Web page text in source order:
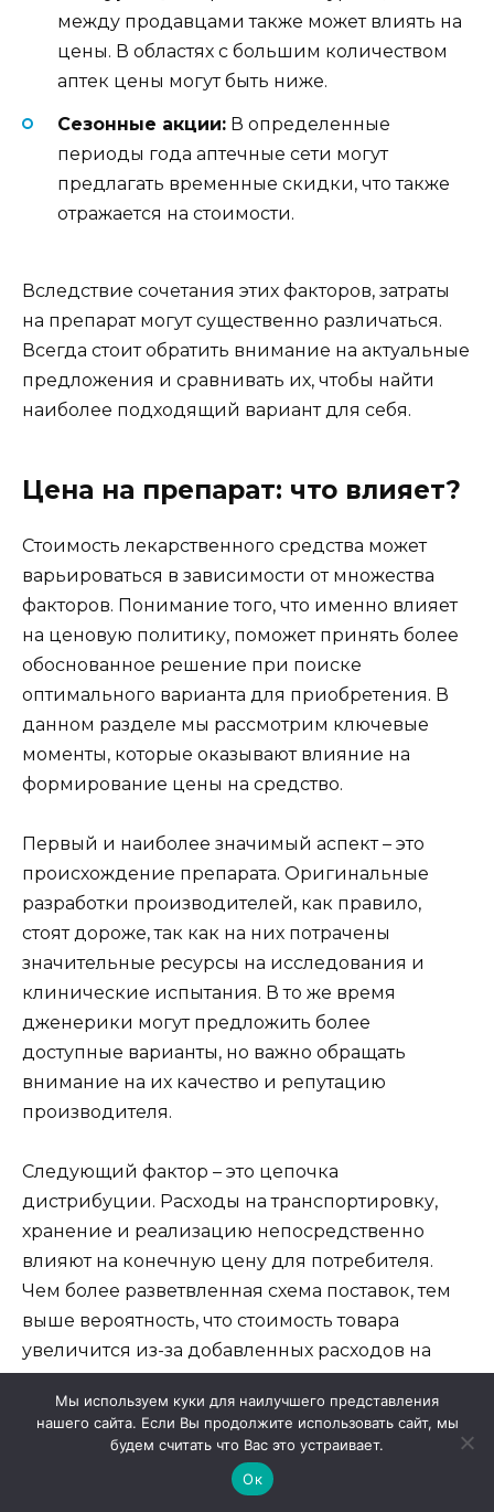
между продавцами также может влиять на
цены. В областях с большим количеством
аптек цены могут быть ниже.
Сезонные акции: В определенные
периоды года аптечные сети могут
предлагать временные скидки, что также
отражается на стоимости.
Вследствие сочетания этих факторов, затраты
на препарат могут существенно различаться.
Всегда стоит обратить внимание на актуальные
предложения и сравнивать их, чтобы найти
наиболее подходящий вариант для себя.
Цена на препарат: что влияет?
Стоимость лекарственного средства может
варьироваться в зависимости от множества
факторов. Понимание того, что именно влияет
на ценовую политику, поможет принять более
обоснованное решение при поиске
оптимального варианта для приобретения. В
данном разделе мы рассмотрим ключевые
моменты, которые оказывают влияние на
формирование цены на средство.
Первый и наиболее значимый аспект – это
происхождение препарата. Оригинальные
разработки производителей, как правило,
стоят дороже, так как на них потрачены
значительные ресурсы на исследования и
клинические испытания. В то же время
дженерики могут предложить более
доступные варианты, но важно обращать
внимание на их качество и репутацию
производителя.
Следующий фактор – это цепочка
дистрибуции. Расходы на транспортировку,
хранение и реализацию непосредственно
влияют на конечную цену для потребителя.
Чем более разветвленная схема поставок, тем
выше вероятность, что стоимость товара
увеличится из-за добавленных расходов на
логистику.
Также стоит учитывать региональные различия
в ценах. В крупных городах, где конкуренция
выше, можно встретить более приемлемые
Мы используем куки для наилучшего представления
нашего сайта. Если Вы продолжите использовать сайт, мы
будем считать что Вас это устраивает.
Ок